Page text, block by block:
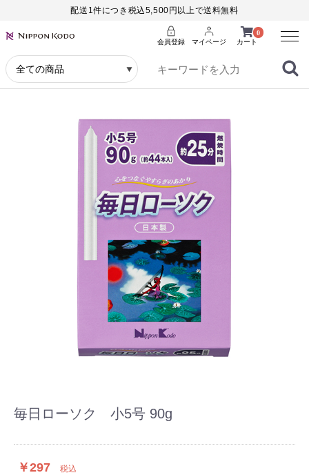
配送1件につき税込5,500円以上で送料無料
0
カート
会員登録 マイページ
Menu
毎日ローソク 小5号 90g
￥297 税込